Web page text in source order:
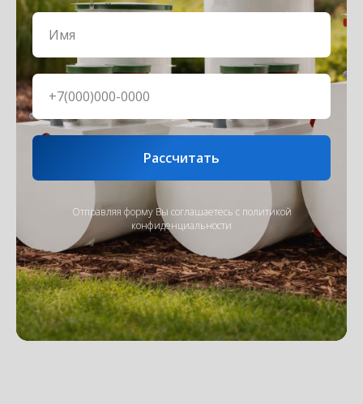
Рассчитать
Отправляя форму Вы соглашаетесь с политикой
конфиденциальности